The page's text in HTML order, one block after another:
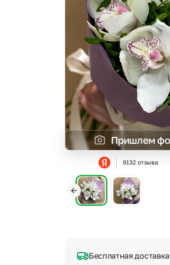
Гвоздики
Георгины
Гипсофила
Гортензии
Ирисы
Пришлем
9132 отзыва
Бесплатная